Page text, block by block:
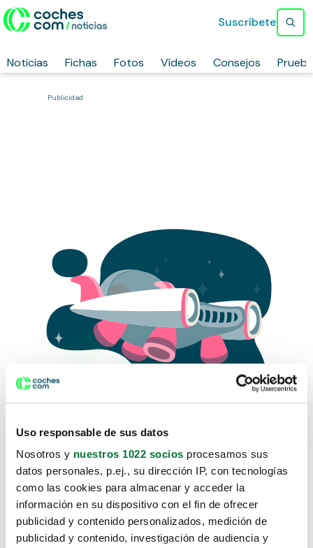
Uso responsable de sus datos
Nosotros y nuestros 1022 socios procesamos sus
datos personales, p.ej., su dirección IP, con tecnologías
como las cookies para almacenar y acceder la
información en su dispositivo con el fin de ofrecer
publicidad y contenido personalizados, medición de
publicidad y contenido, investigación de audiencia y
Noticias Fichas Fotos Vídeos Consejos
Suscríbete
Publicidad
Lo sentimos, no sabemos como
te hemos traido hasta aquí.